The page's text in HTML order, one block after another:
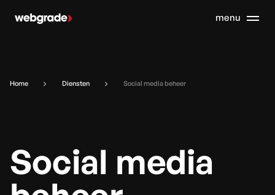
Home Diensten Social media beheer
Social media